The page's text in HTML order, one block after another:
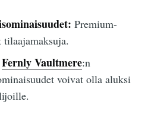
Premium-
Fernly Vaultmere:n
voivat olla aluksi